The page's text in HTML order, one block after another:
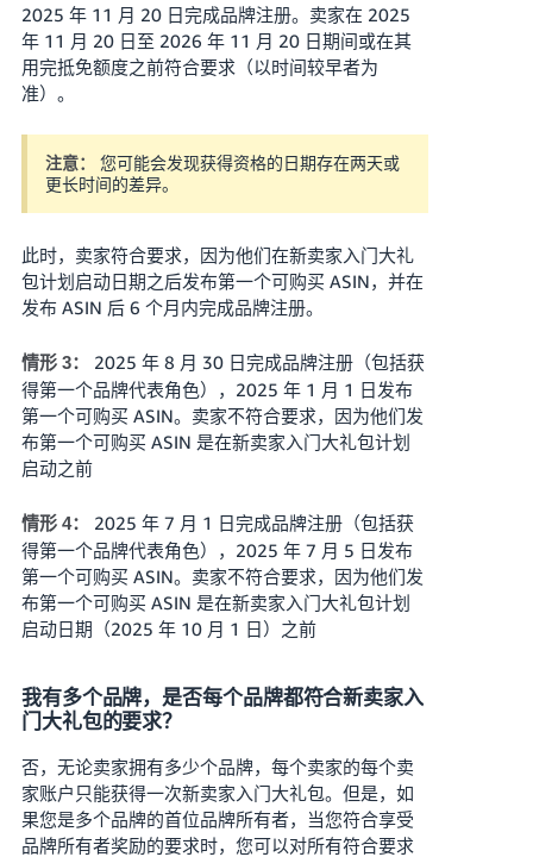
2025 年 11 月 20 日完成品牌注册。卖家在 2025
年 11 月 20 日至 2026 年 11 月 20 日期间或在其
用完抵免额度之前符合要求（以时间较早者为
准）。
注意： 您可能会发现获得资格的日期存在两天或
更长时间的差异。
此时，卖家符合要求，因为他们在新卖家入门大礼
包计划启动日期之后发布第一个可购买 ASIN，并在
发布 ASIN 后 6 个月内完成品牌注册。
情形 3： 2025 年 8 月 30 日完成品牌注册（包括获
得第一个品牌代表角色），2025 年 1 月 1 日发布
第一个可购买 ASIN。卖家不符合要求，因为他们发
布第一个可购买 ASIN 是在新卖家入门大礼包计划
启动之前
情形 4： 2025 年 7 月 1 日完成品牌注册（包括获
得第一个品牌代表角色），2025 年 7 月 5 日发布
第一个可购买 ASIN。卖家不符合要求，因为他们发
布第一个可购买 ASIN 是在新卖家入门大礼包计划
启动日期（2025 年 10 月 1 日）之前
我有多个品牌，是否每个品牌都符合新卖家入
门大礼包的要求？
否，无论卖家拥有多少个品牌，每个卖家的每个卖
家账户只能获得一次新卖家入门大礼包。但是，如
果您是多个品牌的首位品牌所有者，当您符合享受
品牌所有者奖励的要求时，您可以对所有符合要求